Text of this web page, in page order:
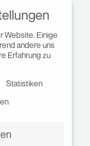
del
Website. Einige
andere uns
Erfahrung zu
Statistiken